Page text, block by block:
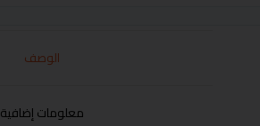
الوصف
معلومات إضافية